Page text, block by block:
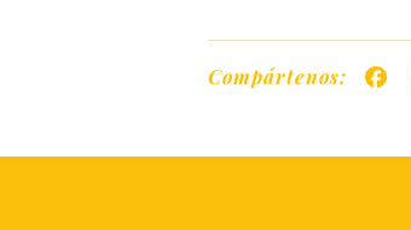
Compártenos: